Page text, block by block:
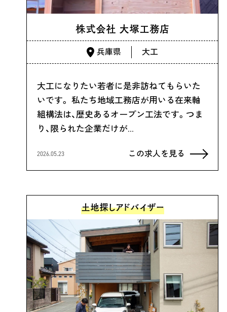
株式会社 大塚工務店
兵庫県 大工
大工になりたい若者に是非訪ねてもらいた
いです。 私たち地域工務店が用いる在来軸
組構法は、歴史あるオープン工法です。つま
り、限られた企業だけが…
2026.05.23 この求人を見る
土地探しアドバイザー